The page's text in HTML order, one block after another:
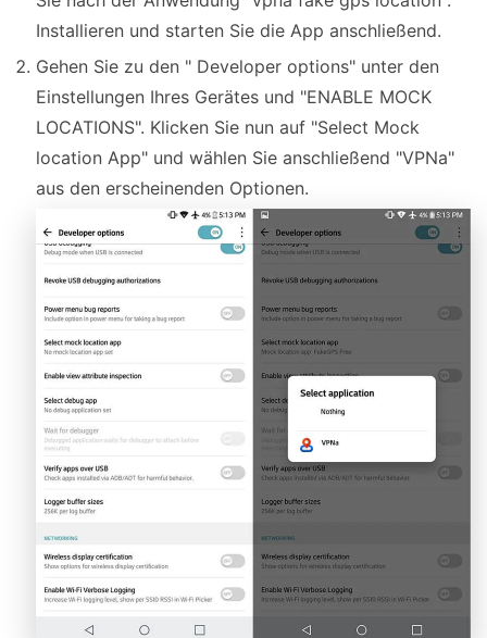
Installieren und starten Sie die App anschließend.
Gehen Sie zu den " Developer options" unter den
Einstellungen Ihres Gerätes und "ENABLE MOCK
LOCATIONS". Klicken Sie nun auf "Select Mock
location App" und wählen Sie anschließend "VPNa"
aus den erscheinenden Optionen.